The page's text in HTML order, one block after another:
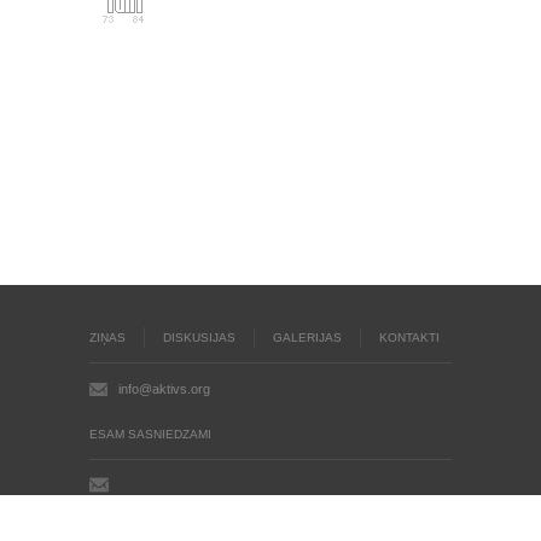
ZIŅAS DISKUSIJAS GALERIJAS KONTAKTI
info@aktivs.org
ESAM SASNIEDZAMI